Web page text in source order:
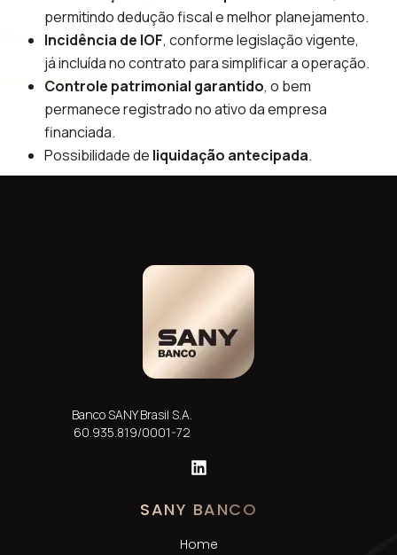
permitindo dedução fiscal e melhor planejamento.
Incidência de IOF, conforme legislação vigente,
já incluída no contrato para simplificar a operação.
Controle patrimonial garantido, o bem
permanece registrado no ativo da empresa
financiada.
Possibilidade de liquidação antecipada.
Banco SANY Brasil S.A.
60.935.819/0001-72
SANY BANCO
Home